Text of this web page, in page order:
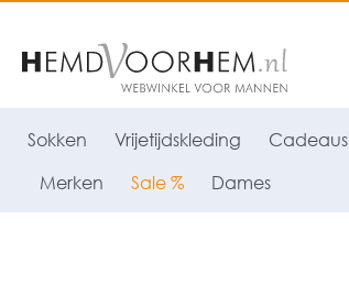
Sokken Vrijetijdskleding Cadeaus
Merken Sale % Dames